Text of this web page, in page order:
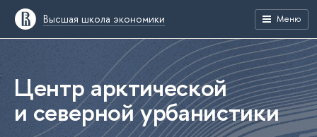
Высшая школа экономики Меню
Центр арктической
и северной урбанистики